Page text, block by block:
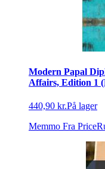
Modern Papal
Affairs, Edition 1
440,90 kr.På lager
Memmo Fra